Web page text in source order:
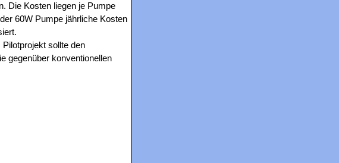
Die Kosten liegen je Pumpe
60W Pumpe jährliche Kosten
sollte den
gegenüber konventionellen